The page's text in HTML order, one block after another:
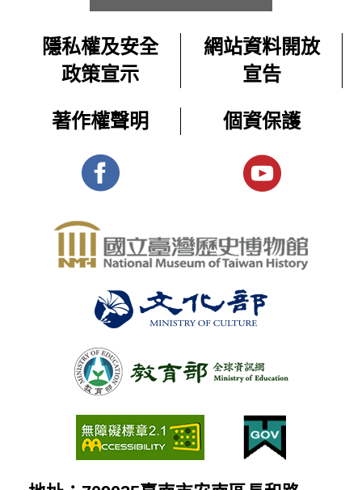
隱私權及安全
政策宣示
網站資料開放
宣告
著作權聲明 個資保護